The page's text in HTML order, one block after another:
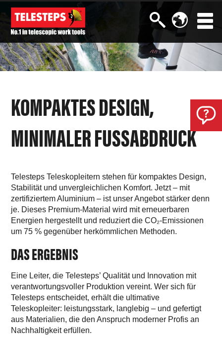
KOMPAKTES DESIGN,
MINIMALER FUSSABDRUCK
Telesteps Teleskopleitern stehen für kompaktes Design,
Stabilität und unvergleichlichen Komfort. Jetzt – mit
zertifiziertem Aluminium – ist unser Angebot stärker denn
je. Dieses Premium-Material wird mit erneuerbaren
Energien hergestellt und reduziert die CO₂-Emissionen
um 75 % gegenüber herkömmlichen Methoden.
DAS ERGEBNIS
Eine Leiter, die Telesteps’ Qualität und Innovation mit
verantwortungsvoller Produktion vereint. Wer sich für
Telesteps entscheidet, erhält die ultimative
Teleskopleiter: leistungsstark, langlebig – und gefertigt
aus Materialien, die den Anspruch moderner Profis an
Nachhaltigkeit erfüllen.